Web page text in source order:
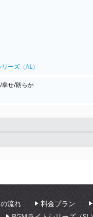
ーズ（AL）
せ/朗らか
流れ 料金プラン